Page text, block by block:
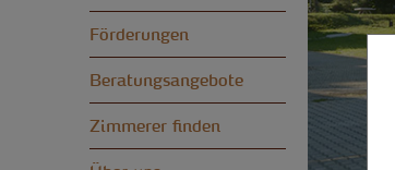
Förderungen
Beratungsangebote
Zimmerer finden